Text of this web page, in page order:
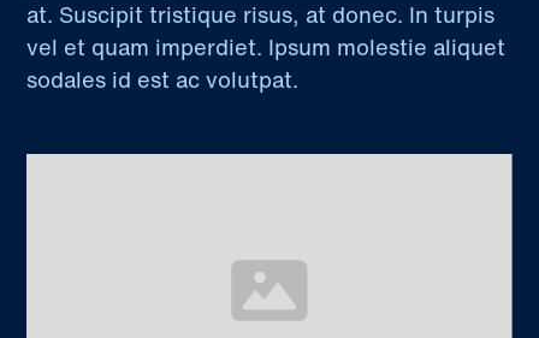
at. Suscipit tristique risus, at donec. In turpis
vel et quam imperdiet. Ipsum molestie aliquet
sodales id est ac volutpat.